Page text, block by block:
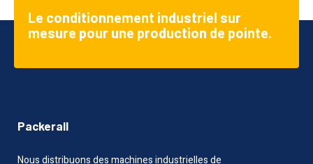
Le conditionnement industriel sur
mesure pour une production de pointe.
Packerall
Nous distribuons des machines industrielles de